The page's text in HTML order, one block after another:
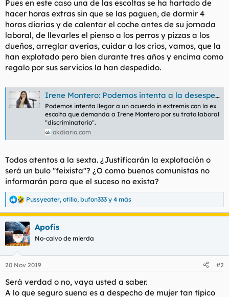
Pues en este caso una de las escoltas se ha hartado de
hacer horas extras sin que se las paguen, de dormir 4
horas diarias y de calentar el coche antes de su jornada
laboral, de llevarles el pienso a los perros y pizzas a los
dueños, arreglar averías, cuidar a los críos, vamos, que la
han explotado pero bien durante tres años y encima como
regalo por sus servicios la han despedido.
Irene Montero: Podemos intenta a la desesperada llegar a un acuerdo con la escolta en la vista que se celebra hoy
Podemos intenta llegar a un acuerdo in extremis con la ex
escolta que demanda a Irene Montero por su trato laboral
"discriminatorio".
okdiario.com
Todos atentos a la sexta. ¿Justificarán la explotación o
será un bulo "feixista"? ¿O como buenos comunistas no
informarán para que el suceso no exista?
R
e
a
c
c
i
e
:
Pussyeater, otilio, bufon333 y 4 más
Apofis
No-calvo de mierda
20 Nov 2019 #2
Será verdad o no, vaya usted a saber.
A lo que seguro suena es a despecho de mujer tan típico